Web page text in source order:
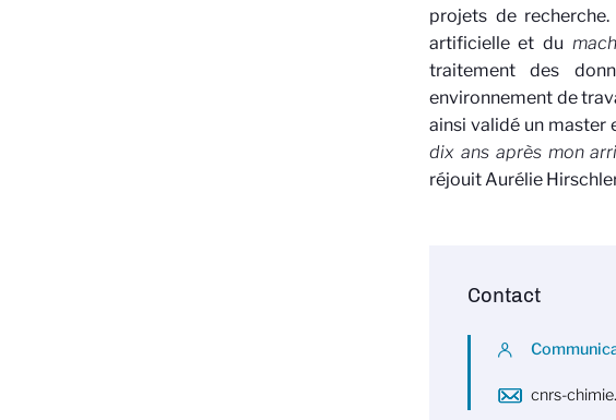
projets de
artificielle et du
traitement des
environnement de
ainsi validé un master
dix ans après mon
réjouit Aurélie
Contact
cnrs-